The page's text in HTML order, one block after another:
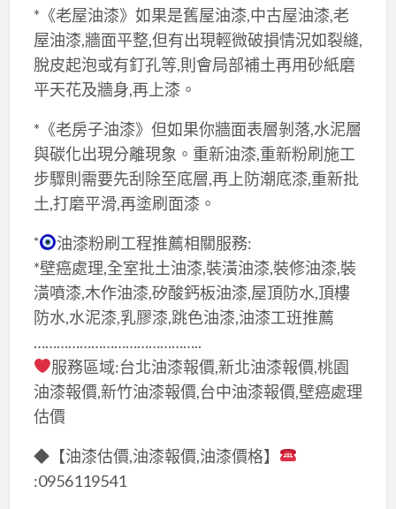
*《老屋油漆》如果是舊屋油漆,中古屋油漆,老
屋油漆,牆面平整,但有出現輕微破損情況如裂縫,
脫皮起泡或有釘孔等,則會局部補土再用砂紙磨
平天花及牆身,再上漆。
*《老房子油漆》但如果你牆面表層剝落,水泥層
與碳化出現分離現象。重新油漆,重新粉刷施工
步驟則需要先刮除至底層,再上防潮底漆,重新批
土,打磨平滑,再塗刷面漆。
˚
油漆粉刷工程推薦相關服務:
*壁癌處理,全室批土油漆,裝潢油漆,裝修油漆,裝
潢噴漆,木作油漆,矽酸鈣板油漆,屋頂防水,頂樓
防水,水泥漆,乳膠漆,跳色油漆,油漆工班推薦
……………………………………..
服務區域:台北油漆報價,新北油漆報價,桃園
油漆報價,新竹油漆報價,台中油漆報價,壁癌處理
估價
◆【油漆估價,油漆報價,油漆價格】
:0956119541